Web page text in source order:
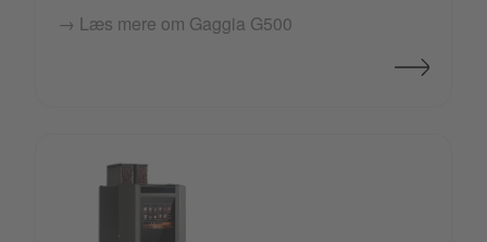
→ Læs mere om Gaggia G500